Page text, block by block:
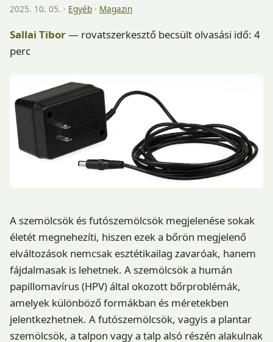
2025. 10. 05. · Egyéb · Magazin
Sallai Tibor— rovatszerkesztő becsült olvasási idő: 4
perc
A szemölcsök és futószemölcsök megjelenése sokak
életét megnehezíti, hiszen ezek a bőrön megjelenő
elváltozások nemcsak esztétikailag zavaróak, hanem
fájdalmasak is lehetnek. A szemölcsök a humán
papillomavírus (HPV) által okozott bőrproblémák,
amelyek különböző formákban és méretekben
jelentkezhetnek. A futószemölcsök, vagyis a plantar
szemölcsök, a talpon vagy a talp alsó részén alakulnak